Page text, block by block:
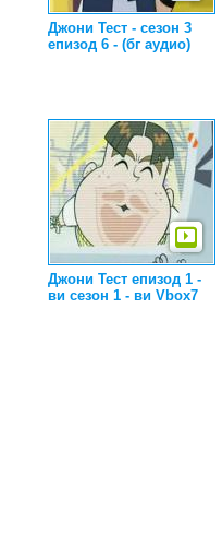
Джони Тест - сезон 3
епизод 6 - (бг аудио)
Джони Тест епизод 1 -
ви сезон 1 - ви Vbox7